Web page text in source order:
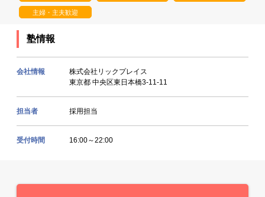
主婦・主夫歓迎
塾情報
会社情報
株式会社リックプレイス
東京都 中央区東日本橋3-11-11
担当者 採用担当
受付時間 16:00～22:00